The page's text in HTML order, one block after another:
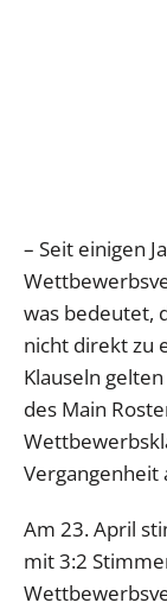
– Seit einigen
was bedeutet,
nicht direkt zu
Klauseln
des Main
Vergangenheit
Am 23. April
mit 3:2